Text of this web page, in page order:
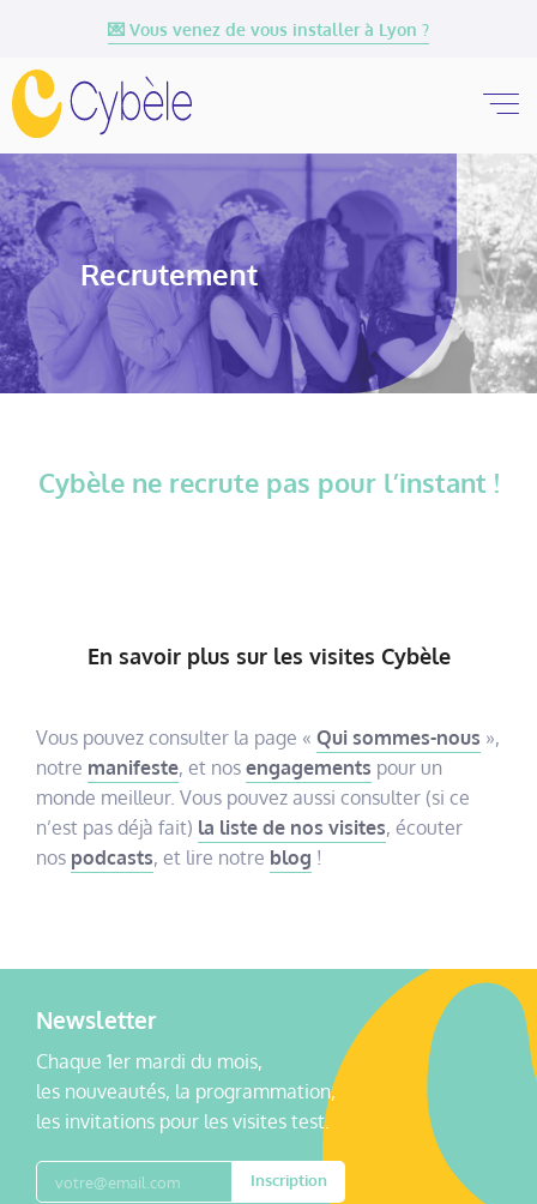
💌 Vous venez de vous installer à Lyon ?
Recrutement
Cybèle ne recrute pas pour l’instant !
En savoir plus sur les visites Cybèle
Vous pouvez consulter la page « Qui sommes-nous »,
notre manifeste, et nos engagements pour un
monde meilleur. Vous pouvez aussi consulter (si ce
n’est pas déjà fait) la liste de nos visites, écouter
nos podcasts, et lire notre blog !
Newsletter
Chaque 1er mardi du mois,
les nouveautés, la programmation,
les invitations pour les visites test.
Inscription